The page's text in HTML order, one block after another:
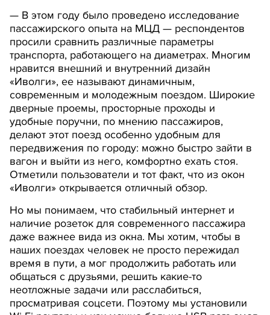
— В этом году было проведено исследование
пассажирского опыта на МЦД — респондентов
просили сравнить различные параметры
транспорта, работающего на диаметрах. Многим
нравится внешний и внутренний дизайн
«Иволги», ее называют динамичным,
современным и молодежным поездом. Широкие
дверные проемы, просторные проходы и
удобные поручни, по мнению пассажиров,
делают этот поезд особенно удобным для
передвижения по городу: можно быстро зайти в
вагон и выйти из него, комфортно ехать стоя.
Отметили пользователи и тот факт, что из окон
«Иволги» открывается отличный обзор.
Но мы понимаем, что стабильный интернет и
наличие розеток для современного пассажира
даже важнее вида из окна. Мы хотим, чтобы в
наших поездах человек не просто пережидал
время в пути, а мог продолжить работать или
общаться с друзьями, решить какие-то
неотложные задачи или расслабиться,
просматривая соцсети. Поэтому мы установили